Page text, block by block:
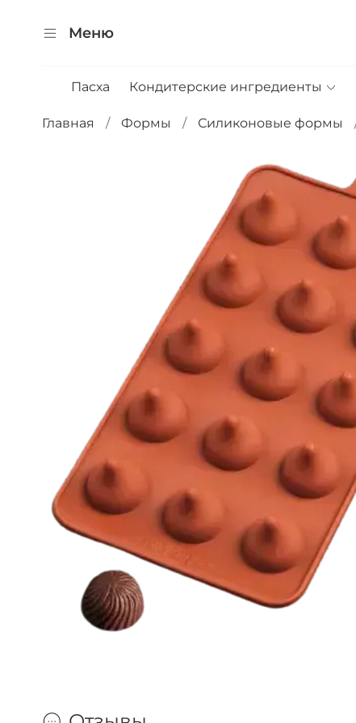
Меню
Пасха Кондитерские ингредиенты
Главная Формы Силиконовые формы